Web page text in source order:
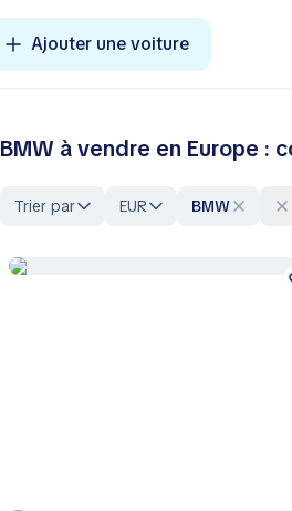
Ajouter une voiture
BMW à vendre en Europe :
Trier par EUR BMW